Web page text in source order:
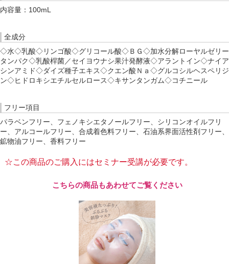
内容量：100mL
全成分
◇水◇乳酸◇リンゴ酸◇グリコール酸◇ＢＧ◇加水分解ローヤルゼリー
タンパク◇乳酸桿菌／セイヨウナシ果汁発酵液◇アラントイン◇ナイア
シンアミド◇ダイズ種子エキス◇クエン酸Ｎａ◇グルコシルヘスペリジ
ン◇ヒドロキシエチルセルロース◇キサンタンガム◇コチニール
フリー項目
パラベンフリー、フェノキシエタノールフリー、シリコンオイルフリ
ー、アルコールフリー、合成着色料フリー、石油系界面活性剤フリー、
鉱物油フリー、香料フリー
☆この商品のご購入にはセミナー受講が必要です。
こちらの商品もあわせてご覧ください